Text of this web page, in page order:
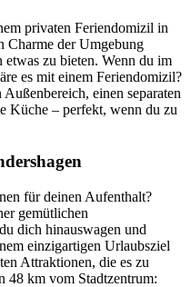
privaten Feriendomizil in
Charme der Umgebung
etwas zu bieten. Wenn du im
es mit einem Feriendomizil?
einen separaten
Küche – perfekt, wenn du zu
für deinen Aufenthalt?
gemütlichen
dich hinauswagen und
einzigartigen Urlaubsziel
Attraktionen, die es zu
48 km vom Stadtzentrum: